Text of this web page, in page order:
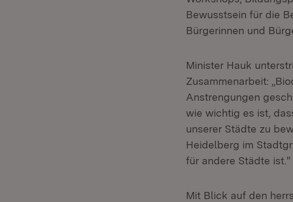
Bewusstsein für die
Bürgerinnen und
Minister Hauk
Zusammenarbeit:
Anstrengungen
wie wichtig es ist,
unserer Städte zu
Heidelberg im
für andere Städte ist."
Mit Blick auf den